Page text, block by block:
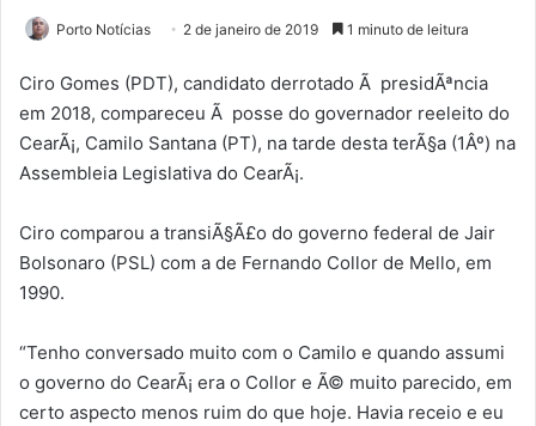
Porto Notícias 2 de janeiro de 2019 1 minuto de leitura
Ciro Gomes (PDT), candidato derrotado Ã presidÃªncia
em 2018, compareceu Ã posse do governador reeleito do
CearÃ¡, Camilo Santana (PT), na tarde desta terÃ§a (1Âº) na
Assembleia Legislativa do CearÃ¡.
Ciro comparou a transiÃ§Ã£o do governo federal de Jair
Bolsonaro (PSL) com a de Fernando Collor de Mello, em
1990.
“Tenho conversado muito com o Camilo e quando assumi
o governo do CearÃ¡ era o Collor e Ã© muito parecido, em
certo aspecto menos ruim do que hoje. Havia receio e eu